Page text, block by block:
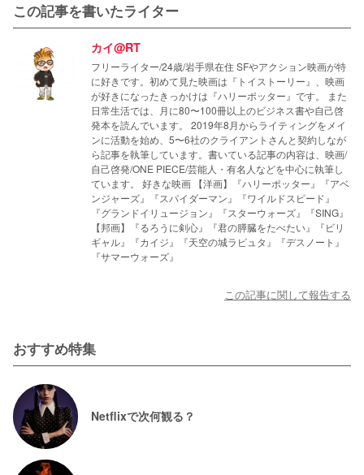
この記事を書いたライター
カイ@RT
フリーライター/24歳/岩手県在住 SFやアクション映画が特
に好きです。初めて見た映画は『トイストーリー』、映画
が好きになったきっかけは『ハリーポッター』です。 また
日常生活では、月に80〜100冊以上のビジネス書や自己啓
発本を読んでいます。 2019年8月からライティングをメイ
ンに活動を始め、5〜6社のクライアントさんと契約しなが
ら記事を執筆しています。書いている記事の内容は、映画/
自己啓発/ONE PIECE/芸能人・有名人などを中心に執筆し
ています。 好きな映画 【洋画】『ハリーポッター』『アベ
ンジャーズ』『スパイダーマン』『ワイルドスピード』
『グランドイリュージョン』『スターウォーズ』『SING』
【邦画】『るろうに剣心』『君の膵臓をたべたい』『ビリ
ギャル』『カイジ』『天空の城ラピュタ』『デスノート』
『サマーウォーズ』
この記事に関して報告する
おすすめ特集
Netflixで次何観る？